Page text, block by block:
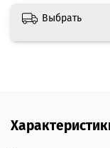
Выбрать